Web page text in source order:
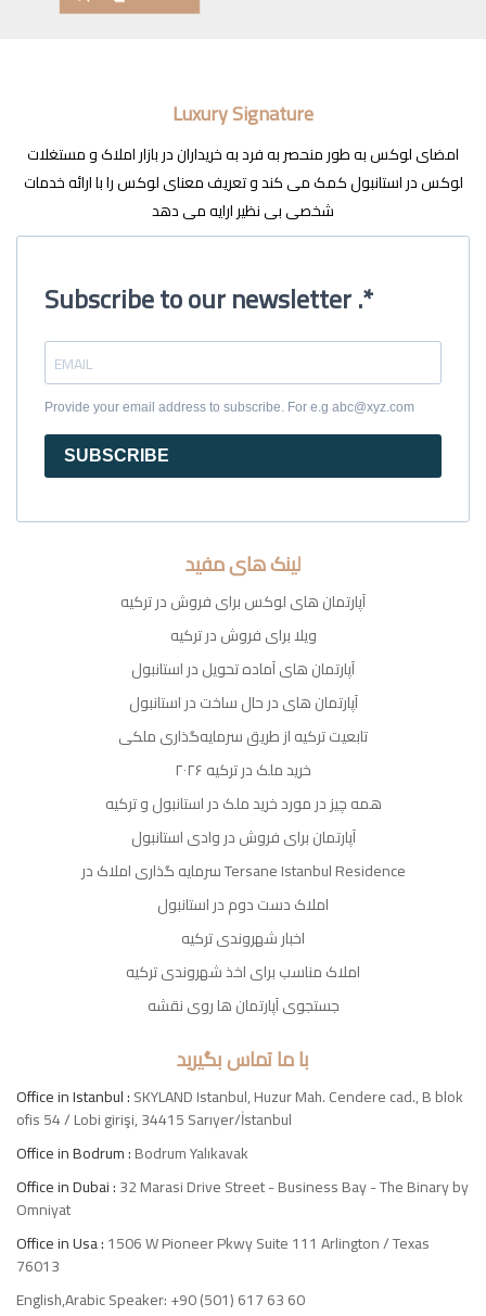
Luxury Signature
امضای لوکس به طور منحصر به فرد به خریداران در بازار املاک و مستغلات
لوکس در استانبول کمک می کند و تعریف معنای لوکس را با ارائه خدمات
شخصی بی نظیر ارایه می دهد
Subscribe to our newsletter .*
Provide your email address to subscribe. For e.g abc@xyz.com
SUBSCRIBE
لینک های مفید
آپارتمان های لوکس برای فروش در ترکیه
ویلا برای فروش در ترکیه
آپارتمان های آماده تحویل در استانبول
آپارتمان های در حال ساخت در استانبول
تابعیت ترکیه از طریق سرمایه‌گذاری ملکی
خرید ملک در ترکیه ۲۰۲۶
همه چیز در مورد خرید ملک در استانبول و ترکیه
آپارتمان برای فروش در وادی استانبول
سرمایه گذاری املاک در Tersane Istanbul Residence
املاک دست دوم در استانبول
اخبار شهروندی ترکیه
املاک مناسب برای اخذ شهروندی ترکیه
جستجوی آپارتمان ها روی نقشه
با ما تماس بگیرید
Office in Istanbul :SKYLAND Istanbul, Huzur Mah. Cendere cad., B blok
ofis 54 / Lobi girişi, 34415 Sarıyer/İstanbul
Office in Bodrum :Bodrum Yalıkavak
Office in Dubai :32 Marasi Drive Street - Business Bay - The Binary by
Omniyat
Office in Usa :1506 W Pioneer Pkwy Suite 111 Arlington / Texas
76013
English,Arabic Speaker: +90 (501) 617 63 60